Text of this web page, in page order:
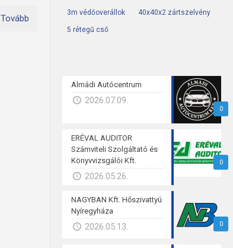
Tovább
3m védőoverállok 40x40x2 zártszelvény
5 rétegű cső
0
Almádi Autócentrum
2026.07.09.
0
ERÉVAL AUDITOR
Számviteli Szolgáltató és
Könyvvizsgálói Kft.
2026.05.26.
0
NAGYBAN Kft. Hőszivattyú
Nyíregyháza
2026.05.13.